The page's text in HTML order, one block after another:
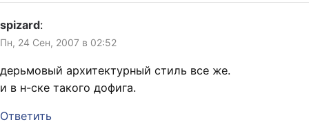
spizard:
Пн, 24 Сен, 2007 в 02:52
дерьмовый архитектурный стиль все же.
и в н-ске такого дофига.
Ответить